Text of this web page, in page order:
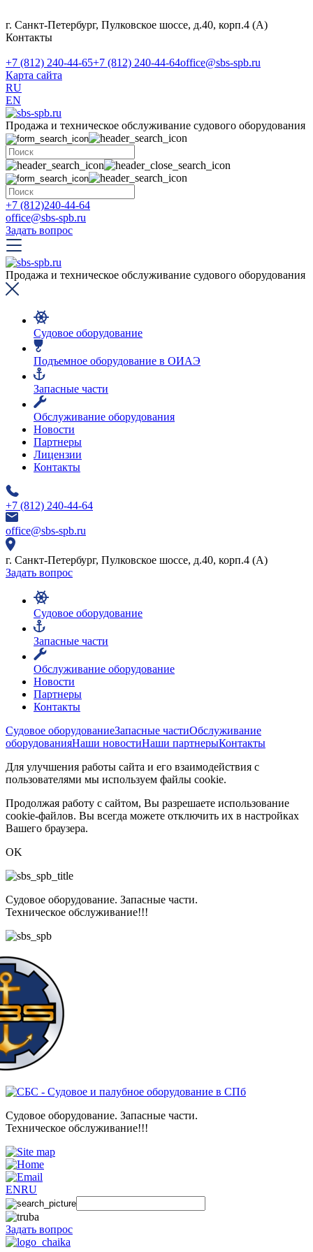
г. Санкт-Петербург, Пулковское шоссе, д.40, корп.4 (А)
Контакты
+7 (812) 240-44-65+7 (812) 240-44-64office@sbs-spb.ru
Карта сайта
RU
EN
Продажа и техническое обслуживание судового оборудования
+7 (812)240-44-64
office@sbs-spb.ru
Задать вопрос
Продажа и техническое обслуживание судового оборудования
Судовое оборудование
Подъемное оборудование в ОИАЭ
Запасные части
Обслуживание оборудования
Новости
Партнеры
Лицензии
Контакты
+7 (812) 240-44-64
office@sbs-spb.ru
г. Санкт-Петербург, Пулковское шоссе, д.40, корп.4 (А)
Задать вопрос
Судовое оборудование
Запасные части
Обслуживание оборудование
Новости
Партнеры
Контакты
Судовое оборудованиеЗапасные частиОбслуживание
оборудованияНаши новостиНаши партнерыКонтакты
Для улучшения работы сайта и его взаимодействия с
пользователями мы используем файлы cookie.
Продолжая работу с сайтом, Вы разрешаете использование
cookie-файлов. Вы всегда можете отключить их в настройках
Вашего браузера.
OK
Судовое оборудование. Запасные части.
Техническое обслуживание!!!
Судовое оборудование. Запасные части.
Техническое обслуживание!!!
ENRU
Задать вопрос